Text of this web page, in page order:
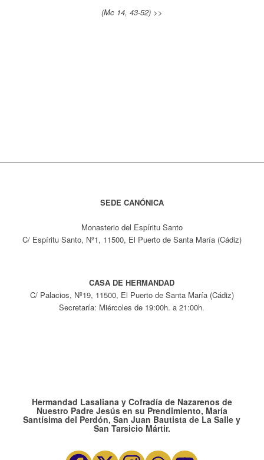
(Mc 14, 43-52) >>
SEDE CANÓNICA
Monasterio del Espíritu Santo
C/ Espíritu Santo, Nº1, 11500, El Puerto de Santa María (Cádiz)
CASA DE HERMANDAD
C/ Palacios, Nº19, 11500, El Puerto de Santa María (Cádiz)
Secretaría: Miércoles de 19:00h. a 21:00h.
Hermandad Lasaliana y Cofradía de Nazarenos de
Nuestro Padre Jesús en su Prendimiento, María
Santísima del Perdón, San Juan Bautista de La Salle y
San Tarsicio Mártir.